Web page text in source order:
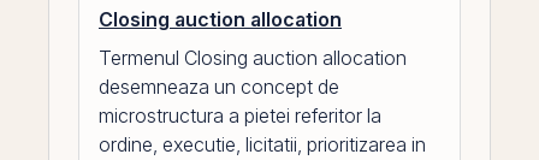
Closing auction allocation
Termenul Closing auction allocation
desemneaza un concept de
microstructura a pietei referitor la
ordine, executie, licitatii, prioritizarea in